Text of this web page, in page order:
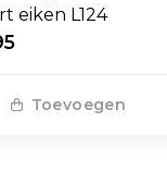
eiken L124
Toevoegen